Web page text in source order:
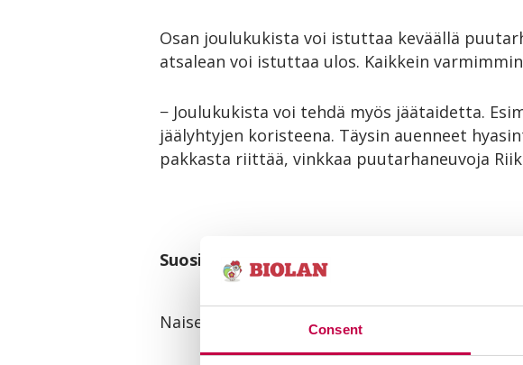
Consent
Osan joulukukista voi istuttaa keväällä
atsalean voi istuttaa ulos. Kaikkein
− Joulukukista voi tehdä myös jäätaidetta.
jäälyhtyjen koristeena. Täysin auenneet
pakkasta riittää, vinkkaa puutarhaneuvoja
Suosikkijoulukukat
Naiset Miehet